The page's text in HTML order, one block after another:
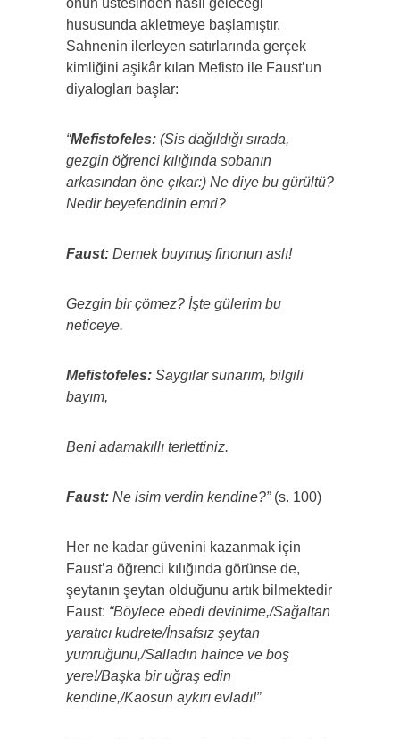
onun üstesinden nasıl geleceği
hususunda akletmeye başlamıştır.
Sahnenin ilerleyen satırlarında gerçek
kimliğini aşikâr kılan Mefisto ile Faust’un
diyalogları başlar:
“Mefistofeles: (Sis dağıldığı sırada,
gezgin öğrenci kılığında sobanın
arkasından öne çıkar:) Ne diye bu gürültü?
Nedir beyefendinin emri?
Faust: Demek buymuş finonun aslı!
Gezgin bir çömez? İşte gülerim bu
neticeye.
Mefistofeles: Saygılar sunarım, bilgili
bayım,
Beni adamakıllı terlettiniz.
Faust: Ne isim verdin kendine?”(s. 100)
Her ne kadar güvenini kazanmak için
Faust’a öğrenci kılığında görünse de,
şeytanın şeytan olduğunu artık bilmektedir
Faust: “Böylece ebedi devinime,/Sağaltan
yaratıcı kudrete/İnsafsız şeytan
yumruğunu,/Salladın haince ve boş
yere!/Başka bir uğraş edin
kendine,/Kaosun aykırı evladı!”